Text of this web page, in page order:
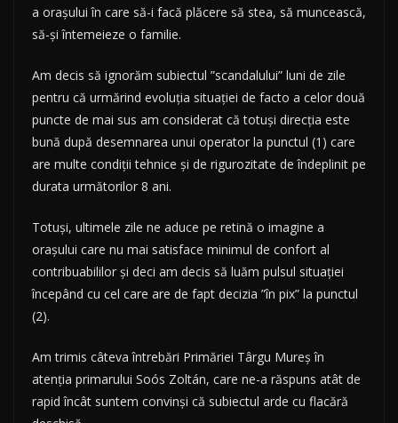
a orașului în care să-i facă plăcere să stea, să muncească,
să-și întemeieze o familie.
Am decis să ignorăm subiectul ”scandalului” luni de zile
pentru că urmărind evoluția situației de facto a celor două
puncte de mai sus am considerat că totuși direcția este
bună după desemnarea unui operator la punctul (1) care
are multe condiții tehnice și de rigurozitate de îndeplinit pe
durata următorilor 8 ani.
Totuși, ultimele zile ne aduce pe retină o imagine a
orașului care nu mai satisface minimul de confort al
contribuabililor și deci am decis să luăm pulsul situației
începând cu cel care are de fapt decizia ”în pix” la punctul
(2).
Am trimis câteva întrebări Primăriei Târgu Mureș în
atenția primarului Soós Zoltán, care ne-a răspuns atât de
rapid încât suntem convinși că subiectul arde cu flacără